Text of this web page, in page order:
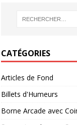
CATÉGORIES
Articles de Fond
Billets d'Humeurs
Borne Arcade avec